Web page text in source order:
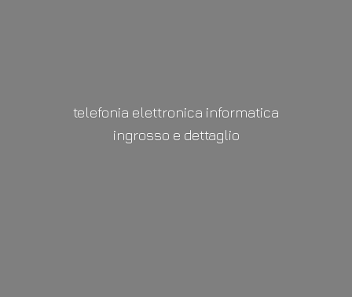
telefonia elettronica informatica
ingrosso e dettaglio